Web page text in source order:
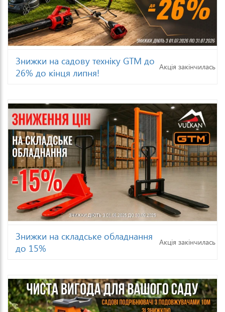
Знижки на садову техніку GTM до
26% до кінця липня!
Акція закінчилась
Знижки на складське обладнання
до 15%
Акція закінчилась